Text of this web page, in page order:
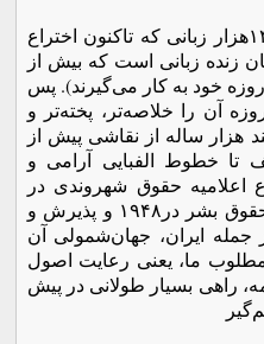
پس از اختراع زبان، از حدود ١۴٠هزار زبانی که تاکنون اختراع
(زبان زنده زبانی است که بیش از
روزه خود به کار می‌­گیرند). پس
آن را خلاصه‌‌تر، پخته‌­تر و
هزار ساله از نقاشی پیش از
تا خطوط الفبایی آرامی و
حقوق شهروندی در
پاریس ١٧٩٢ تا اعلامیه جهانی حقوق بشر در١٩۴٨ و پذیرش و
۵٢ کشور، از جمله ایران، جهان‌شمولی آن
ما، یعنی رعایت اصول
راهی بسیار طولانی در پیش